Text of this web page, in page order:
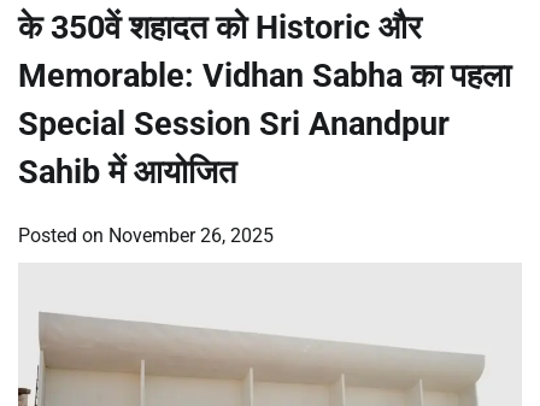
के 350वें शहादत को Historic और
Memorable: Vidhan Sabha का पहला
Special Session Sri Anandpur
Sahib में आयोजित
Posted on November 26, 2025